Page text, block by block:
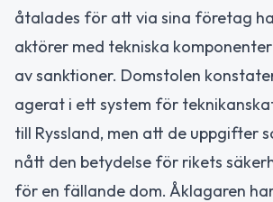
åtalades för att via sina företag
aktörer med tekniska
av sanktioner. Domstolen
agerat i ett system för
till Ryssland, men att de uppgifter
nått den betydelse för rikets
för en fällande dom. Åklagaren